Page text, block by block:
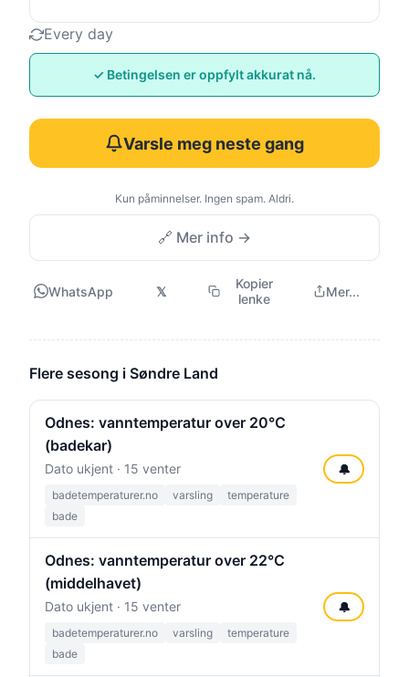
Every day
✓ Betingelsen er oppfylt akkurat nå.
Varsle meg neste gang
Kun påminnelser. Ingen spam. Aldri.
🔗 Mer info →
WhatsApp 𝕏
Kopier
lenke
Mer...
Flere sesong i Søndre Land
Odnes: vanntemperatur over 20°C
(badekar)
Dato ukjent · 15 venter
badetemperaturer.no varsling
temperature
bade
🔔
Odnes: vanntemperatur over 22°C
(middelhavet)
Dato ukjent · 15 venter
badetemperaturer.no varsling
temperature
bade
🔔